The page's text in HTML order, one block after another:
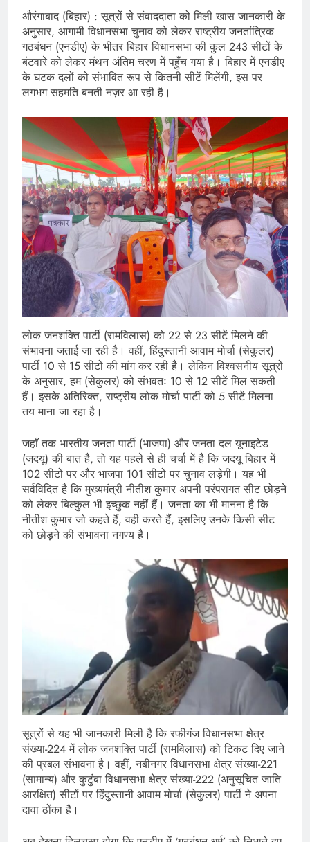
औरंगाबाद (बिहार) : सूत्रों से संवाददाता को मिली खास जानकारी के
अनुसार, आगामी विधानसभा चुनाव को लेकर राष्ट्रीय जनतांत्रिक
गठबंधन (एनडीए) के भीतर बिहार विधानसभा की कुल 243 सीटों के
बंटवारे को लेकर मंथन अंतिम चरण में पहुँच गया है। बिहार में एनडीए
के घटक दलों को संभावित रूप से कितनी सीटें मिलेंगी, इस पर
लगभग सहमति बनती नज़र आ रही है।
लोक जनशक्ति पार्टी (रामविलास) को 22 से 23 सीटें मिलने की
संभावना जताई जा रही है। वहीं, हिंदुस्तानी आवाम मोर्चा (सेकुलर)
पार्टी 10 से 15 सीटों की मांग कर रही है। लेकिन विश्वसनीय सूत्रों
के अनुसार, हम (सेकुलर) को संभवतः 10 से 12 सीटें मिल सकती
हैं। इसके अतिरिक्त, राष्ट्रीय लोक मोर्चा पार्टी को 5 सीटें मिलना
तय माना जा रहा है।
जहाँ तक भारतीय जनता पार्टी (भाजपा) और जनता दल यूनाइटेड
(जदयू) की बात है, तो यह पहले से ही चर्चा में है कि जदयू बिहार में
102 सीटों पर और भाजपा 101 सीटों पर चुनाव लड़ेगी। यह भी
सर्वविदित है कि मुख्यमंत्री नीतीश कुमार अपनी परंपरागत सीट छोड़ने
को लेकर बिल्कुल भी इच्छुक नहीं हैं। जनता का भी मानना है कि
नीतीश कुमार जो कहते हैं, वही करते हैं, इसलिए उनके किसी सीट
को छोड़ने की संभावना नगण्य है।
सूत्रों से यह भी जानकारी मिली है कि रफीगंज विधानसभा क्षेत्र
संख्या-224 में लोक जनशक्ति पार्टी (रामविलास) को टिकट दिए जाने
की प्रबल संभावना है। वहीं, नबीनगर विधानसभा क्षेत्र संख्या-221
(सामान्य) और कुटुंबा विधानसभा क्षेत्र संख्या-222 (अनुसूचित जाति
आरक्षित) सीटों पर हिंदुस्तानी आवाम मोर्चा (सेकुलर) पार्टी ने अपना
दावा ठोंका है।